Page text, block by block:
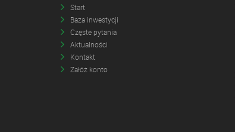
Start
Baza inwestycji
Częste pytania
Aktualności
Kontakt
Załóż konto